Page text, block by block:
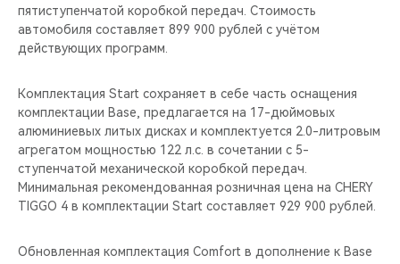
пятиступенчатой коробкой передач. Стоимость
автомобиля составляет 899 900 рублей с учётом
действующих программ.
Комплектация Start сохраняет в себе часть оснащения
комплектации Base, предлагается на 17-дюймовых
алюминиевых литых дисках и комплектуется 2.0-литровым
агрегатом мощностью 122 л.с. в сочетании с 5-
ступенчатой механической коробкой передач.
Минимальная рекомендованная розничная цена на CHERY
TIGGO 4 в комплектации Start составляет 929 900 рублей.
Обновленная комплектация Comfort в дополнение к Base